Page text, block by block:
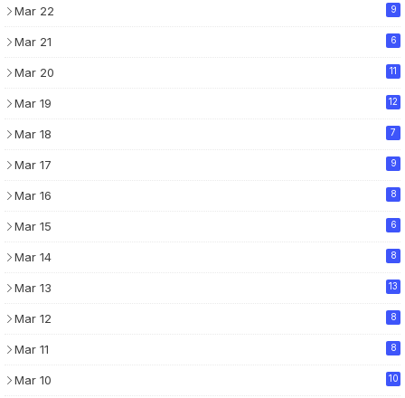
Mar 22 9
Mar 21 6
Mar 20 11
Mar 19 12
Mar 18 7
Mar 17 9
Mar 16 8
Mar 15 6
Mar 14 8
Mar 13 13
Mar 12 8
Mar 11 8
Mar 10 10